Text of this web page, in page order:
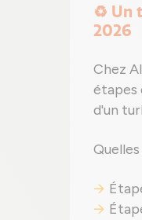
♻️ Un
2026
Chez
étapes
d'un